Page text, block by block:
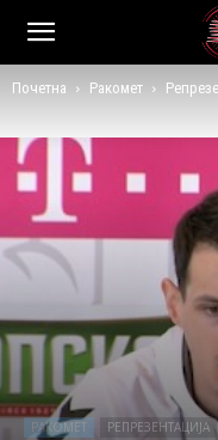
Почетна Ракомет
РАКОМЕТ РЕПРЕЗЕНТАЦИЈА